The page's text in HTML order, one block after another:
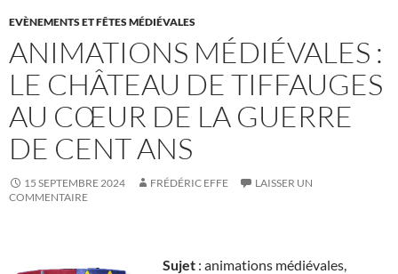
EVÈNEMENTS ET FÊTES MÉDIÉVALES
ANIMATIONS MÉDIÉVALES :
LE CHÂTEAU DE TIFFAUGES
AU CŒUR DE LA GUERRE
DE CENT ANS
15 SEPTEMBRE 2024 FRÉDÉRIC EFFE
LAISSER UN
COMMENTAIRE
Sujet : animations médiévales,